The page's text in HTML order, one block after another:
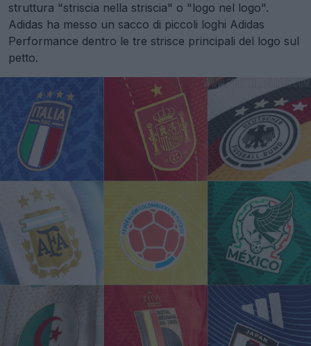
struttura "striscia nella striscia" o "logo nel logo".
Adidas ha messo un sacco di piccoli loghi Adidas
Performance dentro le tre strisce principali del logo sul
petto.